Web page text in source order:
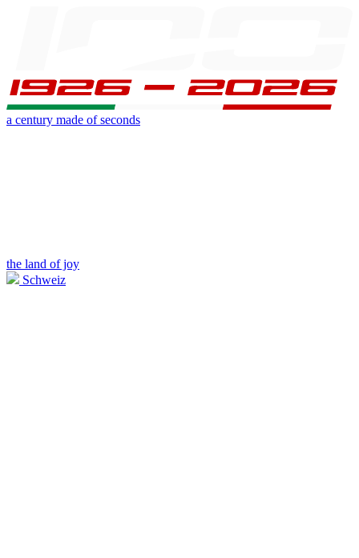
a century made of seconds
the land of joy
Schweiz